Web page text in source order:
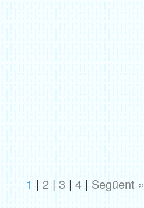
1 | 2 | 3 | 4 | Següent »